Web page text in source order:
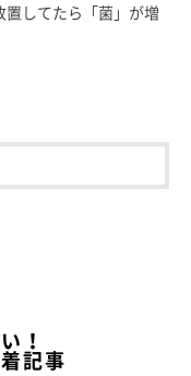
してたら「菌」が増
！
記事